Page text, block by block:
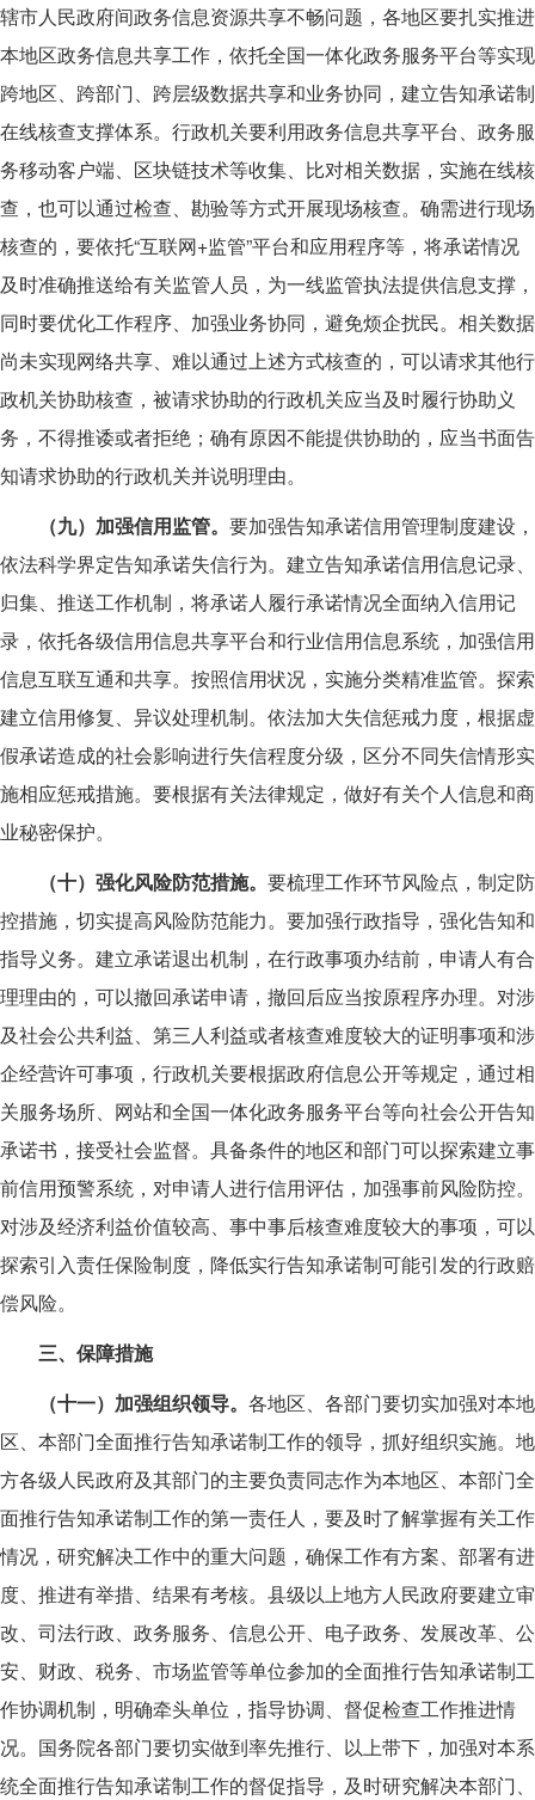
辖市人民政府间政务信息资源共享不畅问题，各地区要扎实推进
本地区政务信息共享工作，依托全国一体化政务服务平台等实现
跨地区、跨部门、跨层级数据共享和业务协同，建立告知承诺制
在线核查支撑体系。行政机关要利用政务信息共享平台、政务服
务移动客户端、区块链技术等收集、比对相关数据，实施在线核
查，也可以通过检查、勘验等方式开展现场核查。确需进行现场
核查的，要依托“互联网+监管”平台和应用程序等，将承诺情况
及时准确推送给有关监管人员，为一线监管执法提供信息支撑，
同时要优化工作程序、加强业务协同，避免烦企扰民。相关数据
尚未实现网络共享、难以通过上述方式核查的，可以请求其他行
政机关协助核查，被请求协助的行政机关应当及时履行协助义
务，不得推诿或者拒绝；确有原因不能提供协助的，应当书面告
知请求协助的行政机关并说明理由。
（九）加强信用监管。 要加强告知承诺信用管理制度建设，
依法科学界定告知承诺失信行为。建立告知承诺信用信息记录、
归集、推送工作机制，将承诺人履行承诺情况全面纳入信用记
录，依托各级信用信息共享平台和行业信用信息系统，加强信用
信息互联互通和共享。按照信用状况，实施分类精准监管。探索
建立信用修复、异议处理机制。依法加大失信惩戒力度，根据虚
假承诺造成的社会影响进行失信程度分级，区分不同失信情形实
施相应惩戒措施。要根据有关法律规定，做好有关个人信息和商
业秘密保护。
（十）强化风险防范措施。 要梳理工作环节风险点，制定防
控措施，切实提高风险防范能力。要加强行政指导，强化告知和
指导义务。建立承诺退出机制，在行政事项办结前，申请人有合
理理由的，可以撤回承诺申请，撤回后应当按原程序办理。对涉
及社会公共利益、第三人利益或者核查难度较大的证明事项和涉
企经营许可事项，行政机关要根据政府信息公开等规定，通过相
关服务场所、网站和全国一体化政务服务平台等向社会公开告知
承诺书，接受社会监督。具备条件的地区和部门可以探索建立事
前信用预警系统，对申请人进行信用评估，加强事前风险防控。
对涉及经济利益价值较高、事中事后核查难度较大的事项，可以
探索引入责任保险制度，降低实行告知承诺制可能引发的行政赔
偿风险。
三、保障措施
（十一）加强组织领导。 各地区、各部门要切实加强对本地
区、本部门全面推行告知承诺制工作的领导，抓好组织实施。地
方各级人民政府及其部门的主要负责同志作为本地区、本部门全
面推行告知承诺制工作的第一责任人，要及时了解掌握有关工作
情况，研究解决工作中的重大问题，确保工作有方案、部署有进
度、推进有举措、结果有考核。县级以上地方人民政府要建立审
改、司法行政、政务服务、信息公开、电子政务、发展改革、公
安、财政、税务、市场监管等单位参加的全面推行告知承诺制工
作协调机制，明确牵头单位，指导协调、督促检查工作推进情
况。国务院各部门要切实做到率先推行、以上带下，加强对本系
统全面推行告知承诺制工作的督促指导，及时研究解决本部门、